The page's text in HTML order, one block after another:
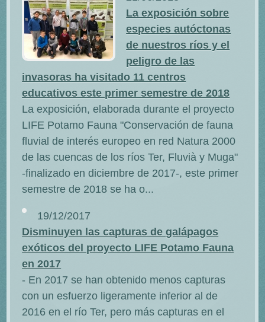
La exposición sobre
especies autóctonas
de nuestros ríos y el
peligro de las
invasoras ha visitado 11 centros
educativos este primer semestre de 2018
La exposición, elaborada durante el proyecto
LIFE Potamo Fauna "Conservación de fauna
fluvial de interés europeo en red Natura 2000
de las cuencas de los ríos Ter, Fluvià y Muga"
-finalizado en diciembre de 2017-, este primer
semestre de 2018 se ha o...
19/12/2017
Disminuyen las capturas de galápagos
exóticos del proyecto LIFE Potamo Fauna
en 2017
- En 2017 se han obtenido menos capturas
con un esfuerzo ligeramente inferior al de
2016 en el río Ter, pero más capturas en el